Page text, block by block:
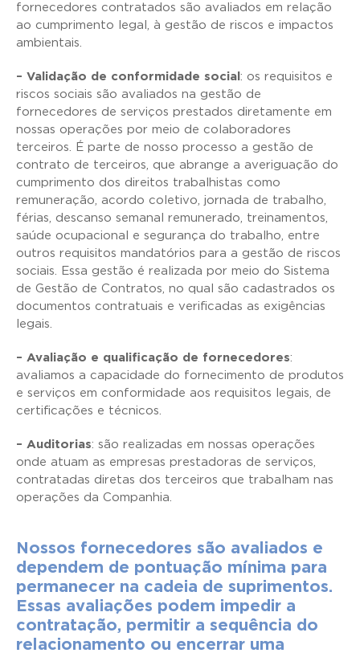
fornecedores contratados são avaliados em relação
ao cumprimento legal, à gestão de riscos e impactos
ambientais.
– Validação de conformidade social : os requisitos e
riscos sociais são avaliados na gestão de
fornecedores de serviços prestados diretamente em
nossas operações por meio de colaboradores
terceiros. É parte de nosso processo a gestão de
contrato de terceiros, que abrange a averiguação do
cumprimento dos direitos trabalhistas como
remuneração, acordo coletivo, jornada de trabalho,
férias, descanso semanal remunerado, treinamentos,
saúde ocupacional e segurança do trabalho, entre
outros requisitos mandatórios para a gestão de riscos
sociais. Essa gestão é realizada por meio do Sistema
de Gestão de Contratos, no qual são cadastrados os
documentos contratuais e verificadas as exigências
legais.
– Avaliação e qualificação de fornecedores:
avaliamos a capacidade do fornecimento de produtos
e serviços em conformidade aos requisitos legais, de
certificações e técnicos.
– Auditorias: são realizadas em nossas operações
onde atuam as empresas prestadoras de serviços,
contratadas diretas dos terceiros que trabalham nas
operações da Companhia.
Nossos fornecedores são avaliados e
dependem de pontuação mínima para
permanecer na cadeia de suprimentos.
Essas avaliações podem impedir a
contratação, permitir a sequência do
relacionamento ou encerrar uma